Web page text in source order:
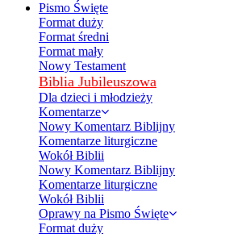
Pismo Święte
Format duży
Format średni
Format mały
Nowy Testament
Biblia Jubileuszowa
Dla dzieci i młodzieży
Komentarze
Nowy Komentarz Biblijny
Komentarze liturgiczne
Wokół Biblii
Nowy Komentarz Biblijny
Komentarze liturgiczne
Wokół Biblii
Oprawy na Pismo Święte
Format duży